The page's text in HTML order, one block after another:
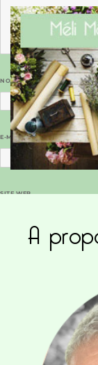
NOM*
E-MAIL*
SITE WEB
A